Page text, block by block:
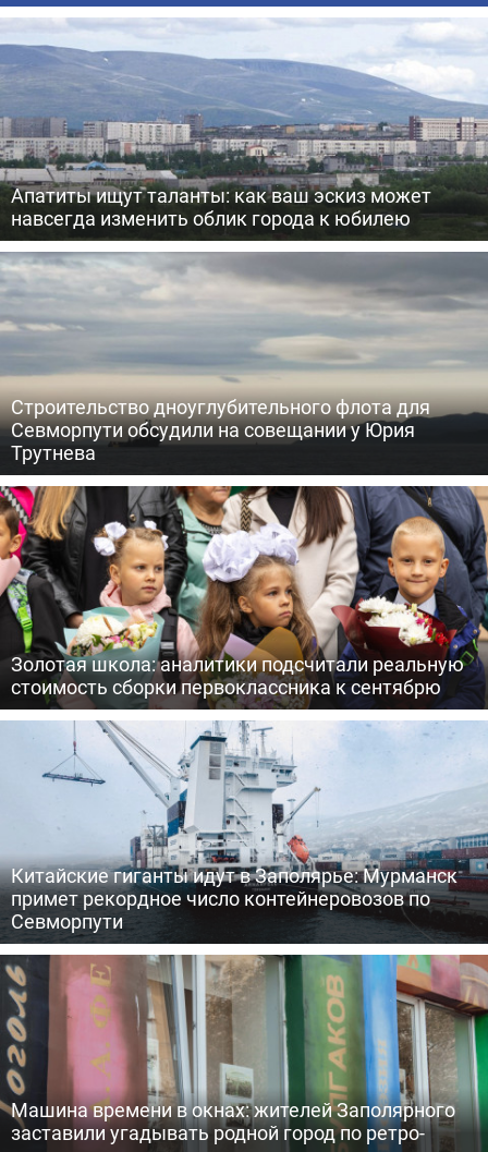
Апатиты ищут таланты: как ваш эскиз может
навсегда изменить облик города к юбилею
Строительство дноуглубительного флота для
Севморпути обсудили на совещании у Юрия
Трутнева
Золотая школа: аналитики подсчитали реальную
стоимость сборки первоклассника к сентябрю
Китайские гиганты идут в Заполярье: Мурманск
примет рекордное число контейнеровозов по
Севморпути
Машина времени в окнах: жителей Заполярного
заставили угадывать родной город по ретро-